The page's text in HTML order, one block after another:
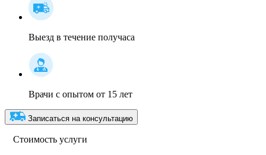
Выезд в течение получаса
Врачи с опытом от 15 лет
Записаться на консультацию
Стоимость услуги